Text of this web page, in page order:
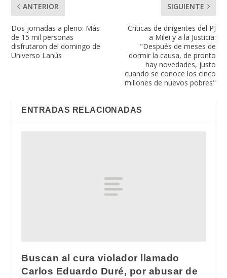
ANTERIOR
Dos jornadas a pleno: Más
de 15 mil personas
disfrutaron del domingo de
Universo Lanús
SIGUIENTE
Críticas de dirigentes del PJ
a Milei y a la Justicia:
"Después de meses de
dormir la causa, de pronto
hay novedades, justo
cuando se conoce los cinco
millones de nuevos pobres"
ENTRADAS RELACIONADAS
Buscan al cura violador llamado
Carlos Eduardo Duré, por abusar de